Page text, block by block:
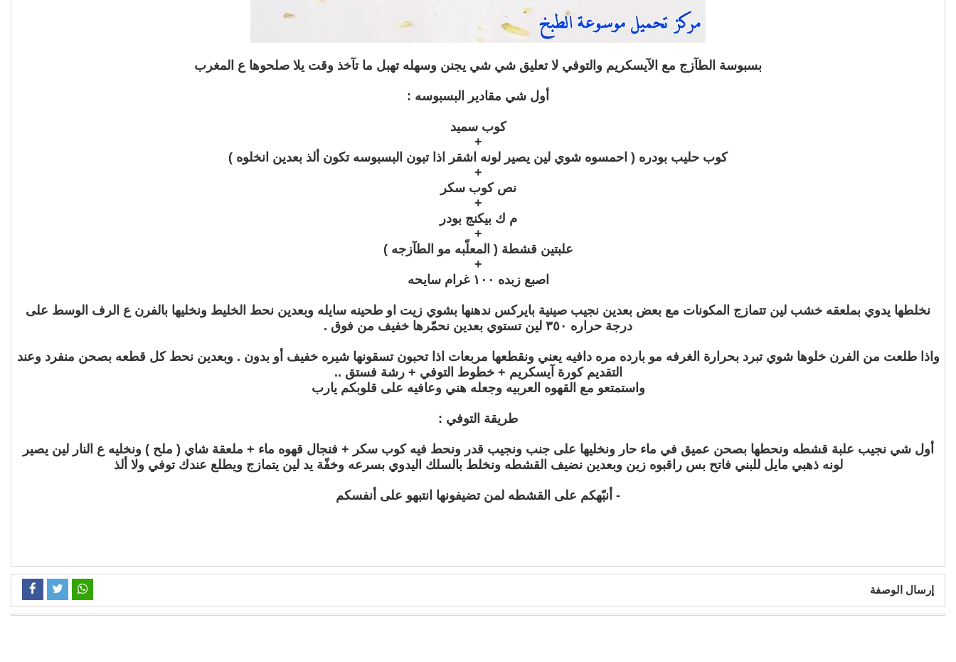
بسبوسة الطآزج مع الآيسكريم والتوفي لا تعليق شي شي يجنن وسهله تهبل ما تآخذ وقت يلا صلحوها ع المغرب
أول شي مقادير البسبوسه :
كوب سميد
+
كوب حليب بودره ( احمسوه شوي لين يصير لونه اشقر اذا تبون البسبوسه تكون ألذ بعدين انخلوه )
+
نص كوب سكر
+
م ك بيكنج بودر
+
علبتين قشطة ( المعلّبه مو الطآزجه )
+
اصبع زبده ١٠٠ غرام سايحه
نخلطها يدوي بملعقه خشب لين تتمازج المكونات مع بعض بعدين نجيب صينية بايركس ندهنها بشوي زيت او طحينه سايله وبعدين نحط الخليط ونخليها بالفرن ع الرف الوسط على
درجة حراره ٣٥٠ لين تستوي بعدين نحمّرها خفيف من فوق .
واذا طلعت من الفرن خلوها شوي تبرد بحرارة الغرفه مو بارده مره دافيه يعني ونقطعها مربعات اذا تحبون تسقونها شيره خفيف أو بدون . وبعدين نحط كل قطعه بصحن منفرد وعند
التقديم كورة آيسكريم + خطوط التوفي + رشة فستق ..
واستمتعو مع القهوه العربيه وجعله هني وعافيه على قلوبكم يارب
طريقة التوفي :
أول شي نجيب علبة قشطه ونحطها بصحن عميق في ماء حار ونخليها على جنب ونجيب قدر ونحط فيه كوب سكر + فنجال قهوه ماء + ملعقة شاي ( ملح ) ونخليه ع النار لين يصير
لونه ذهبي مايل للبني فاتح بس راقبوه زين وبعدين نضيف القشطه ونخلط بالسلك اليدوي بسرعه وخفّة يد لين يتمازج ويطلع عندك توفي ولا ألذ
- أنبّهكم على القشطه لمن تضيفونها انتبهو على أنفسكم
إرسال الوصفة